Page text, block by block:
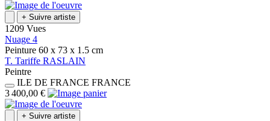
+ Suivre artiste
1209 Vues
Nuage 4
Peinture 60 x 73 x 1.5 cm
T. Tariffe RASLAIN
Peintre
ILE DE FRANCE FRANCE
3 400,00 €
+ Suivre artiste